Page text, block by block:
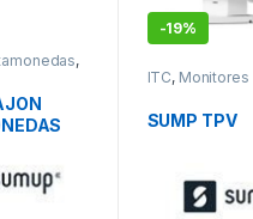
,
-19%
ITC, Monitores
SUMP TPV